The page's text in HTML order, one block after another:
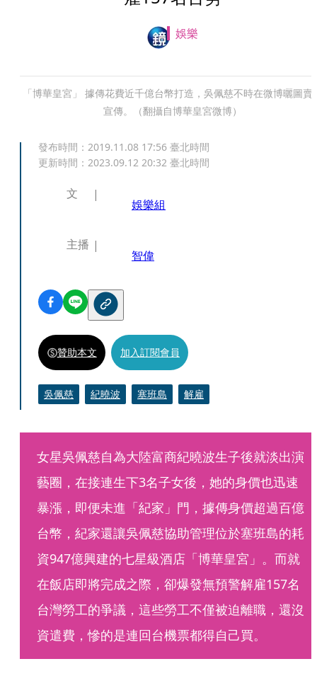
娛樂
「博華皇宮」 據傳花費近千億台幣打造，吳佩慈不時在微博曬圖賣
宣傳。（翻攝自博華皇宮微博）
發布時間： 2019.11.08 17:56 臺北時間
更新時間： 2023.09.12 20:32 臺北時間
文
娛樂組
主播
智偉
贊助本文 加入訂閱會員
吳佩慈 紀曉波 塞班島 解雇
女星吳佩慈自為大陸富商紀曉波生子後就淡出演
藝圈，在接連生下3名子女後，她的身價也迅速
暴漲，即便未進「紀家」門，據傳身價超過百億
台幣，紀家還讓吳佩慈協助管理位於塞班島的耗
資947億興建的七星級酒店「博華皇宮」。而就
在飯店即將完成之際，卻爆發無預警解雇157名
台灣勞工的爭議，這些勞工不僅被迫離職，還沒
資遣費，慘的是連回台機票都得自己買。